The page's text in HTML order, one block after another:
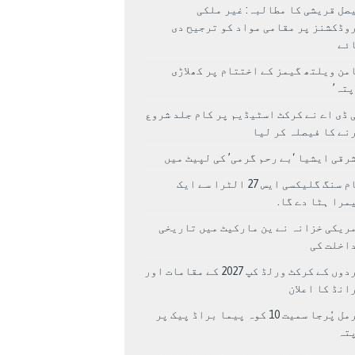
قریشی کا مطالبہ: غیر ملکی
پر مقامی مواد کو ترجیح دی
ویلتھ گیمز کے اختتام پر کھلاڑی
ڈی اے نے کرکٹ اسٹیڈیم پر کام جلد شروع
کا فیصلہ کر لیا
ایشیا ‘بے رحم گرمی’ کی لپیٹ میں
سام سنگ گلیکسی ایس 27 الٹرا سے ایک
ہٹا دے گا.
خزانہ نے ین مارکیٹ میں تاریخی
کی
مردوں کے کرکٹ ورلڈ کپ 2027 کے مقامات اور
کا اعلان
نرمل پُرجا سمیت 10 کوہ پیما براڈ پیک پر